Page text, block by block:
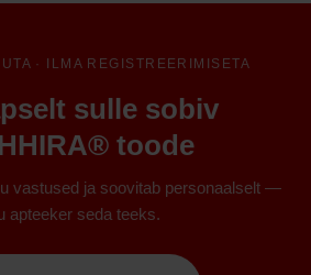
· ILMA REGISTREERIMISETA
sulle sobiv
toode
vastused ja soovitab personaalselt —
apteeker seda teeks.